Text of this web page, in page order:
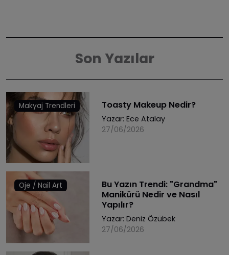
Son Yazılar
Makyaj Trendleri Toasty Makeup Nedir?
Yazar: Ece Atalay
27/06/2026
Oje / Nail Art
Bu Yazın Trendi: "Grandma"
Manikürü Nedir ve Nasıl
Yapılır?
Yazar: Deniz Özübek
27/06/2026